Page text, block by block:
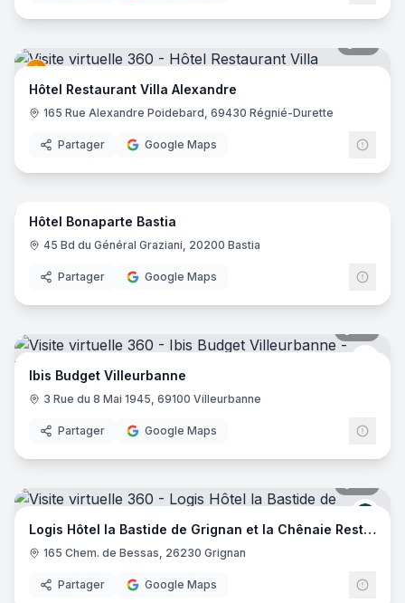
Hôtel Restaurant Villa Alexandre
165 Rue Alexandre Poidebard, 69430 Régnié-Durette
Partager Google Maps
21
Hôtel Bonaparte Bastia
45 Bd du Général Graziani, 20200 Bastia
Partager Google Maps
Ibis
Ibis Budget Villeurbanne
3 Rue du 8 Mai 1945, 69100 Villeurbanne
Partager Google Maps
Logis Hôtel la Bastide de Grignan et la Chênaie Restaurant
165 Chem. de Bessas, 26230 Grignan
Partager Google Maps